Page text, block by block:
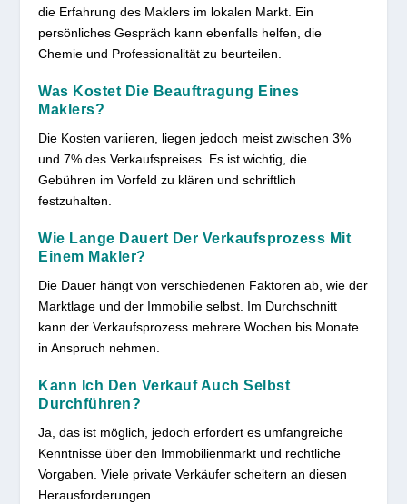
die Erfahrung des Maklers im lokalen Markt. Ein
persönliches Gespräch kann ebenfalls helfen, die
Chemie und Professionalität zu beurteilen.
Was Kostet Die Beauftragung Eines
Maklers?
Die Kosten variieren, liegen jedoch meist zwischen 3%
und 7% des Verkaufspreises. Es ist wichtig, die
Gebühren im Vorfeld zu klären und schriftlich
festzuhalten.
Wie Lange Dauert Der Verkaufsprozess Mit
Einem Makler?
Die Dauer hängt von verschiedenen Faktoren ab, wie der
Marktlage und der Immobilie selbst. Im Durchschnitt
kann der Verkaufsprozess mehrere Wochen bis Monate
in Anspruch nehmen.
Kann Ich Den Verkauf Auch Selbst
Durchführen?
Ja, das ist möglich, jedoch erfordert es umfangreiche
Kenntnisse über den Immobilienmarkt und rechtliche
Vorgaben. Viele private Verkäufer scheitern an diesen
Herausforderungen.